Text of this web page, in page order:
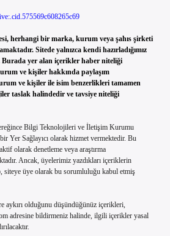
herhangi bir marka, kurum veya şahıs şirketi
Sitede yalnızca kendi hazırladığımız
Burada yer alan içerikler haber niteliği
ve kişiler hakkında paylaşım
ve kişiler ile isim benzerlikleri tamamen
taslak halindedir ve tavsiye niteliği
Bilgi Teknolojileri ve İletişim Kurumu
Yer Sağlayıcı olarak hizmet vermektedir. Bu
olarak denetleme veya araştırma
Ancak, üyelerimiz yazdıkları içeriklerin
siteye üye olarak bu sorumluluğu kabul etmiş
aykırı olduğunu düşündüğünüz içerikleri,
adresine bildirmeniz halinde, ilgili içerikler yasal